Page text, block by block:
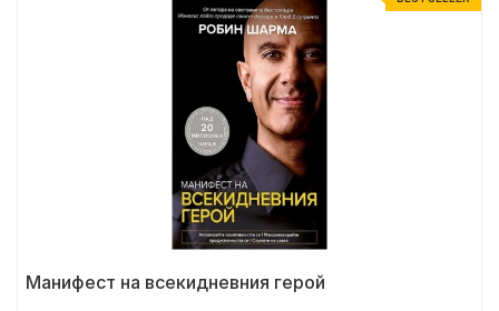
Манифест на всекидневния герой